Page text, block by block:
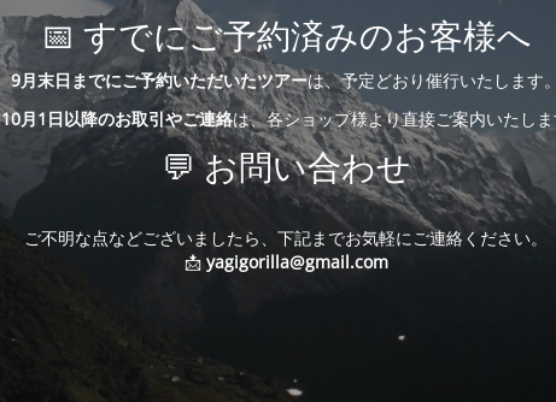
📅 すでにご予約済みのお客様へ
9月末日までにご予約いただいたツアーは、予定どおり催行いたします
10月1日以降のお取引やご連絡は、各ショップ様より直接ご案内いたし
💬 お問い合わせ
ご不明な点などございましたら、下記までお気軽にご連絡ください。
📩 yagigorilla@gmail.com